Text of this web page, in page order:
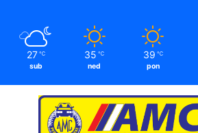
27 ℃
sub
35 ℃
ned
39 ℃
pon